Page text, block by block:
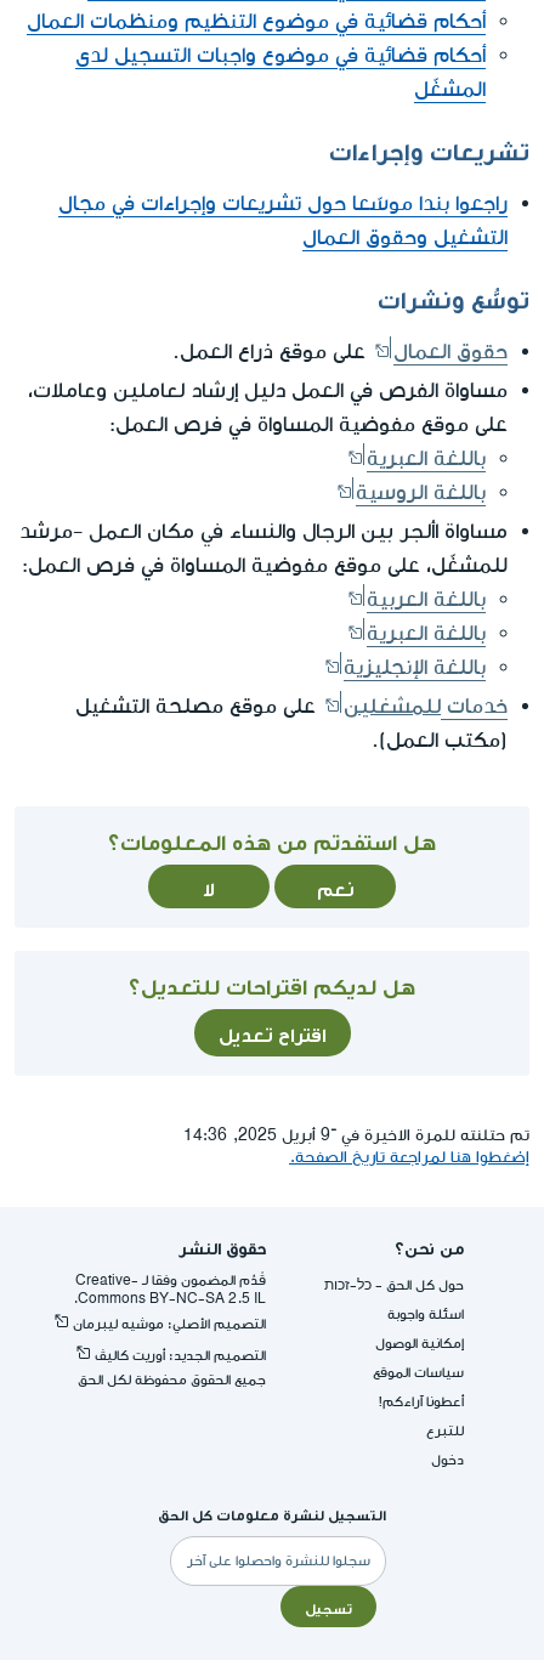
أحكام قضائية في موضوع التنظيم ومنظمات العمال
أحكام قضائية في موضوع واجبات التسجيل لدى
المشغّل
تشريعات وإجراءات
راجعوا بندا موسّعا حول تشريعات وإجراءات في مجال
التشغيل وحقوق العمال
توسُّع ونشرات
حقوق العمال
على موقع ذراع العمل.
مساواة الفرص في العمل دليل إرشاد لعاملين وعاملات،
على موقع مفوضية المساواة في فرص العمل:
باللغة العبرية
باللغة الروسية
مساواة األجر بين الرجال والنساء في مكان العمل
-مرشد
للمشغّل، على موقع مفوضية المساواة في فرص العمل:
باللغة العربية
باللغة العبرية
باللغة الإنجليزية
خدمات للمشغلين
على موقع مصلحة التشغيل
(مكتب العمل).
هل استفدتم من هذه المعلومات؟
نعم لا
هل لديكم اقتراحات للتعديل؟
اقتراح تعديل
تم حتلنته للمرة الاخيرة في ־9 أبريل 2025, 14:36
إضغطوا هنا لمراجعة تاريخ الصفحة.
من نحن؟
حول كل الحق - כל-זכות
اسئلة واجوبة
إمكانية الوصول
سياسات الموقع
أعطونا آراءكم!
للتبرع
دخول
حقوق النشر
قُدِّم المضمون وفقا لـ -Creative
Commons BY-NC-SA 2.5 IL.
التصميم الأصلي: موشيه ليبرمان
التصميم الجديد: أوريت كاليڤ
جميع الحقوق محفوظة لكل الحق
التسجيل لنشرة معلومات كل الحق
البريد
الإلكتروني
تسجيل